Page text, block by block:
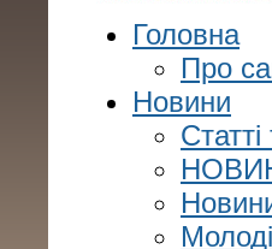
Головна
Про
Новини